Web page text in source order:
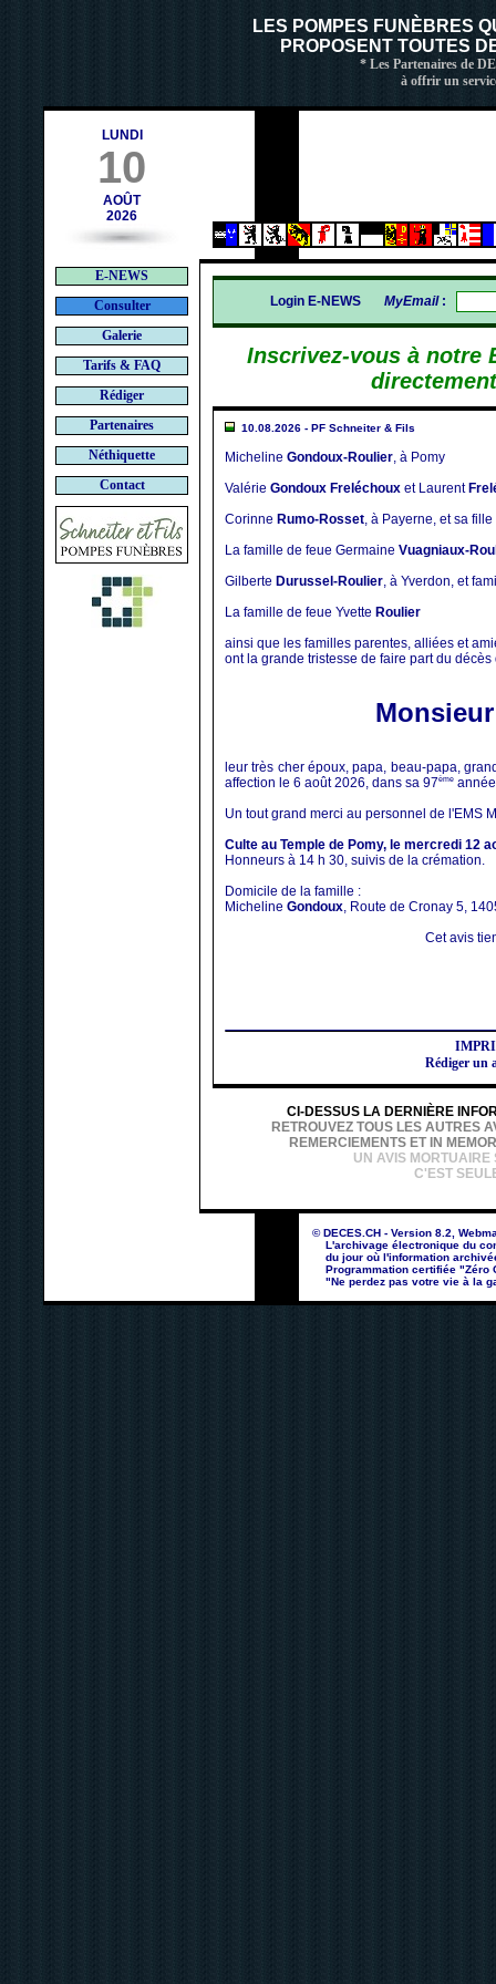
LES POMPES FUNÈBRES
PROPOSENT TOUTES
* Les Partenaires de
à offrir un
LUNDI
10
AOÛT
2026
E-NEWS
Consulter
Galerie
Tarifs & FAQ
Rédiger
Partenaires
Néthiquette
Contact
Login E-NEWS MyEmail:
Inscrivez-vous à notre
10.08.2026 - PF Schneiter & Fils
Micheline Gondoux-Roulier, à Pomy
Valérie Gondoux Freléchoux et Laurent
Corinne Rumo-Rosset, à Payerne, et sa
La famille de feue Germaine Vuagniaux-
Gilberte Durussel-Roulier, à Yverdon, et
La famille de feue Yvette Roulier
ainsi que les familles parentes, alliées et
ont la grande tristesse de faire part du décès
leur très cher époux, papa, beau-papa,
affection le 6 août 2026, dans sa 97ème
Un tout grand merci au personnel de l'EMS
Culte au Temple de Pomy, le mercredi 12
Honneurs à 14 h 30, suivis de la crémation.
Domicile de la famille :
Micheline Gondoux, Route de Cronay 5,
Cet avis
Rédiger un
CI-DESSUS LA DERNIÈRE
RETROUVEZ TOUS LES AUTRES
REMERCIEMENTS ET IN
UN AVIS
C'EST
© DECES.CH - Version 8.2,
L'archivage électronique du
du jour où l'information
Programmation certifiée "Zéro
"Ne perdez pas votre vie à la